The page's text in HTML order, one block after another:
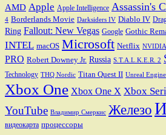
AMD Apple Apple Intelligence Assassin's
4 Borderlands Movie Darksiders IV Diablo IV
Ring Fallout: New Vegas Google Gothic
INTEL macOS Microsoft Netflix NVIDIA
PRO Robert Downey Jr. Russia S.T.A.L.K.E.R. 2
Technology THQ Nordic Titan Quest II Unreal
Xbox One Xbox One X Xbox
YouTube Владимир Смеркис Железо
видеокарта процессоры